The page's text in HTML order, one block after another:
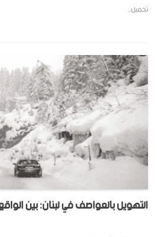
تحميل...
التهويل بالعواصف في لبنان: بين